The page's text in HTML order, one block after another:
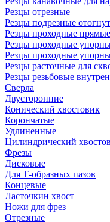
Резцы отрезные
Резцы подрезные
Резцы проходные прямые
Резцы проходные
Резцы проходные
Резцы расточные для
Резцы резьбовые
Сверла
Двусторонние
Конический хвостовик
Корончатые
Удлиненные
Цилиндрический
Фрезы
Дисковые
Для Т-образных пазов
Концевые
Ласточкин хвост
Ножи для фрез
Отрезные